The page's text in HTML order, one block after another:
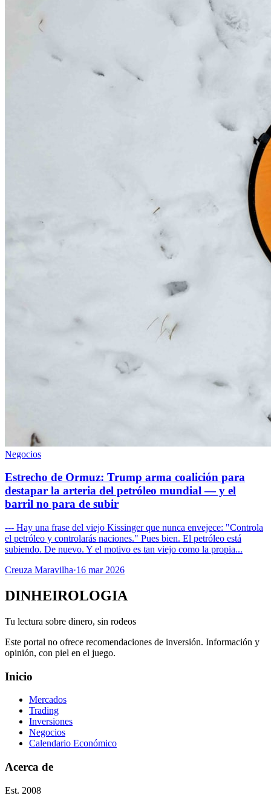
Negocios
Estrecho de Ormuz: Trump arma coalición para
destapar la arteria del petróleo mundial — y el
barril no para de subir
--- Hay una frase del viejo Kissinger que nunca envejece: "Controla
el petróleo y controlarás naciones." Pues bien. El petróleo está
subiendo. De nuevo. Y el motivo es tan viejo como la propia...
Creuza Maravilha·16 mar 2026
DINHEIROLOGIA
Tu lectura sobre dinero, sin rodeos
Este portal no ofrece recomendaciones de inversión. Información y
opinión, con piel en el juego.
Inicio
Mercados
Trading
Inversiones
Negocios
Calendario Económico
Acerca de
Est. 2008